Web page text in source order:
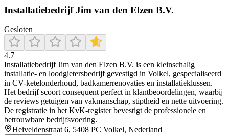
Installatiebedrijf Jim van den Elzen B.V.
Gesloten
4.7
Installatiebedrijf Jim van den Elzen B.V. is een kleinschalig
installatie- en loodgietersbedrijf gevestigd in Volkel, gespecialiseerd
in CV-ketelonderhoud, badkamerrenovaties en installatieklussen.
Het bedrijf scoort consequent perfect in klantbeoordelingen, waarbij
de reviews getuigen van vakmanschap, stiptheid en nette uitvoering.
De registratie in het KvK-register bevestigt de professionele en
betrouwbare bedrijfsvoering.
Heiveldenstraat 6, 5408 PC Volkel, Nederland